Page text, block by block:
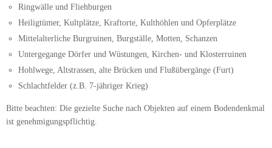
Ringwälle und Fliehburgen
Heiligtümer, Kultplätze, Kraftorte, Kulthöhlen und Opferplätze
Mittelalterliche Burgruinen, Burgställe, Motten, Schanzen
Untergegange Dörfer und Wüstungen, Kirchen- und Klosterruinen
Hohlwege, Altstrassen, alte Brücken und Flußübergänge (Furt)
Schlachtfelder (z.B. 7-jähriger Krieg)
Bitte beachten: Die gezielte Suche nach Objekten auf einem Bodendenkmal
ist genehmigungspflichtig.